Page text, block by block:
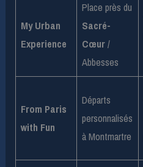
My Urban
Experience
Place près du
Sacré-
Cœur/
Abbesses
From Paris
with Fun
Départs
personnalisés
à Montmartre